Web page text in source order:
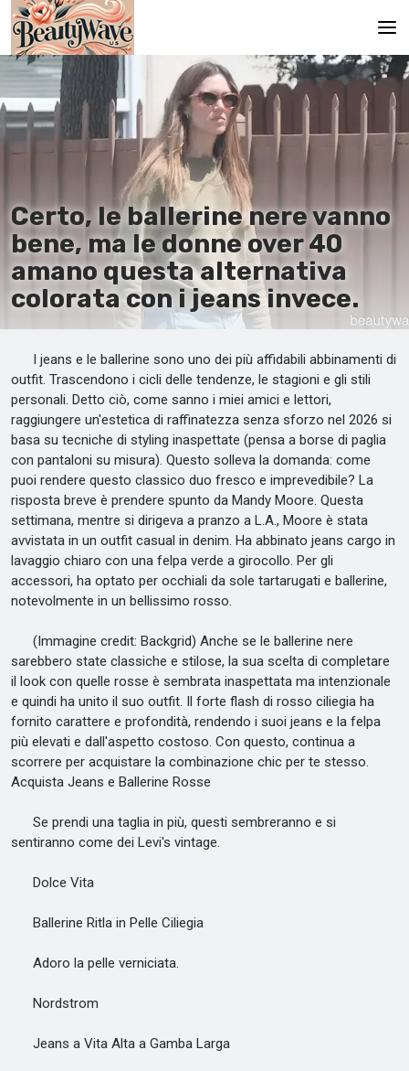
Pagina principale
En
It
De
Certo, le ballerine nere vanno
bene, ma le donne over 40
amano questa alternativa
colorata con i jeans invece.
I jeans e le ballerine sono uno dei più affidabili abbinamenti di
outfit. Trascendono i cicli delle tendenze, le stagioni e gli stili
personali. Detto ciò, come sanno i miei amici e lettori,
raggiungere un'estetica di raffinatezza senza sforzo nel 2026 si
basa su tecniche di styling inaspettate (pensa a borse di paglia
con pantaloni su misura). Questo solleva la domanda: come
puoi rendere questo classico duo fresco e imprevedibile? La
risposta breve è prendere spunto da Mandy Moore. Questa
settimana, mentre si dirigeva a pranzo a L.A., Moore è stata
avvistata in un outfit casual in denim. Ha abbinato jeans cargo in
lavaggio chiaro con una felpa verde a girocollo. Per gli
accessori, ha optato per occhiali da sole tartarugati e ballerine,
notevolmente in un bellissimo rosso.
(Immagine credit: Backgrid) Anche se le ballerine nere
sarebbero state classiche e stilose, la sua scelta di completare
il look con quelle rosse è sembrata inaspettata ma intenzionale
e quindi ha unito il suo outfit. Il forte flash di rosso ciliegia ha
fornito carattere e profondità, rendendo i suoi jeans e la felpa
più elevati e dall'aspetto costoso. Con questo, continua a
scorrere per acquistare la combinazione chic per te stesso.
Acquista Jeans e Ballerine Rosse
Se prendi una taglia in più, questi sembreranno e si
sentiranno come dei Levi's vintage.
Dolce Vita
Ballerine Ritla in Pelle Ciliegia
Adoro la pelle verniciata.
Nordstrom
Jeans a Vita Alta a Gamba Larga